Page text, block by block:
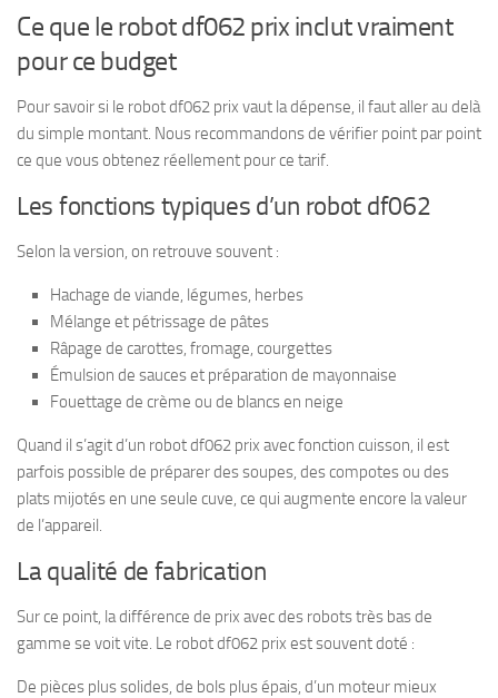
Ce que le robot df062 prix inclut vraiment
pour ce budget
Pour savoir si le robot df062 prix vaut la dépense, il faut aller au delà
du simple montant. Nous recommandons de vérifier point par point
ce que vous obtenez réellement pour ce tarif.
Les fonctions typiques d’un robot df062
Selon la version, on retrouve souvent :
Hachage de viande, légumes, herbes
Mélange et pétrissage de pâtes
Râpage de carottes, fromage, courgettes
Émulsion de sauces et préparation de mayonnaise
Fouettage de crème ou de blancs en neige
Quand il s’agit d’un robot df062 prix avec fonction cuisson, il est
parfois possible de préparer des soupes, des compotes ou des
plats mijotés en une seule cuve, ce qui augmente encore la valeur
de l’appareil.
La qualité de fabrication
Sur ce point, la différence de prix avec des robots très bas de
gamme se voit vite. Le robot df062 prix est souvent doté :
De pièces plus solides, de bols plus épais, d’un moteur mieux